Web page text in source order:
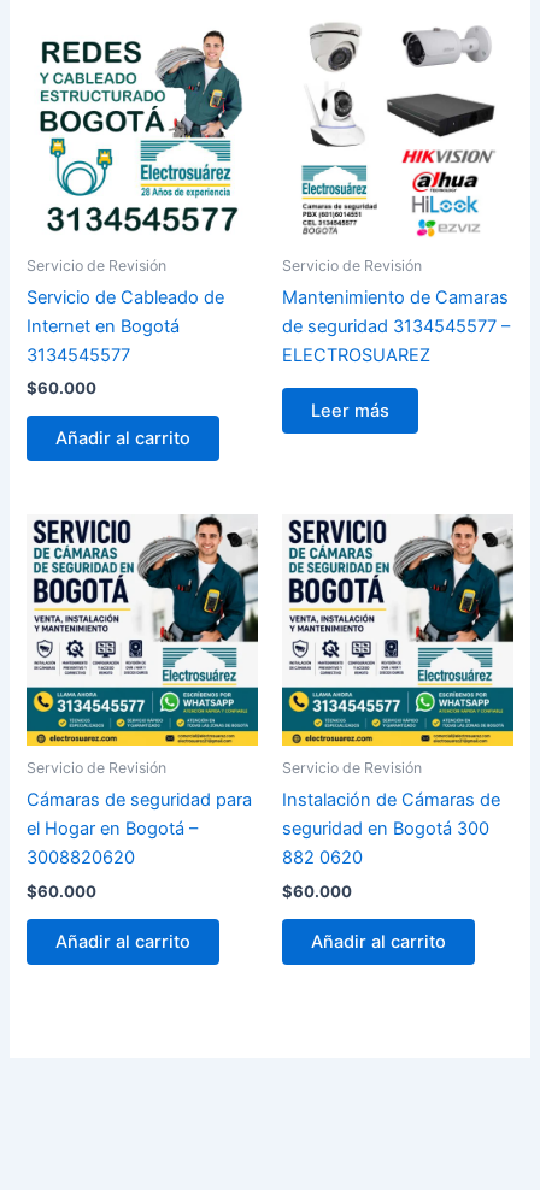
Servicio de Revisión
Servicio de Cableado de
Internet en Bogotá
3134545577
$60.000
Añadir al carrito
Servicio de Revisión
Mantenimiento de Camaras
de seguridad 3134545577 –
ELECTROSUAREZ
Leer más
Servicio de Revisión
Cámaras de seguridad para
el Hogar en Bogotá –
3008820620
$60.000
Añadir al carrito
Servicio de Revisión
Instalación de Cámaras de
seguridad en Bogotá 300
882 0620
$60.000
Añadir al carrito